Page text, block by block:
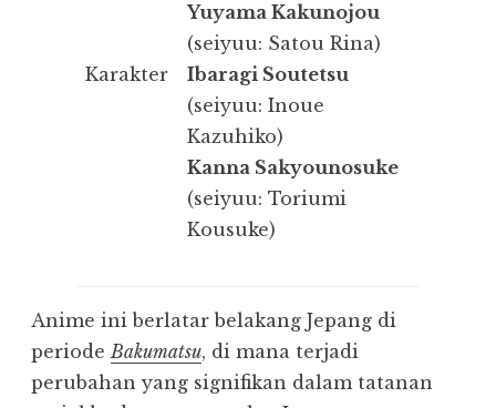
Karakter
Yuyama Kakunojou
(seiyuu: Satou Rina)
Ibaragi Soutetsu
(seiyuu: Inoue
Kazuhiko)
Kanna Sakyounosuke
(seiyuu: Toriumi
Kousuke)
Anime ini berlatar belakang Jepang di
periodeBakumatsu, di mana terjadi
perubahan yang signifikan dalam tatanan